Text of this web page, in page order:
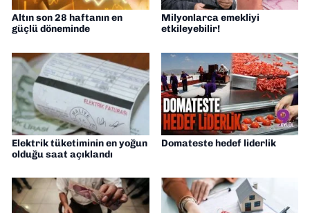
Altın son 28 haftanın en
güçlü döneminde
Milyonlarca emekliyi
etkileyebilir!
Elektrik tüketiminin en yoğun
olduğu saat açıklandı
Domateste hedef liderlik